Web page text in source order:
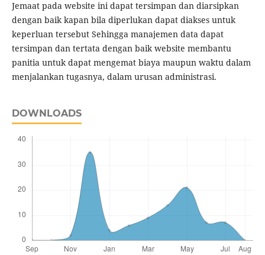
Jemaat pada website ini dapat tersimpan dan diarsipkan
dengan baik kapan bila diperlukan dapat diakses untuk
keperluan tersebut Sehingga manajemen data dapat
tersimpan dan tertata dengan baik website membantu
panitia untuk dapat mengemat biaya maupun waktu dalam
menjalankan tugasnya, dalam urusan administrasi.
DOWNLOADS